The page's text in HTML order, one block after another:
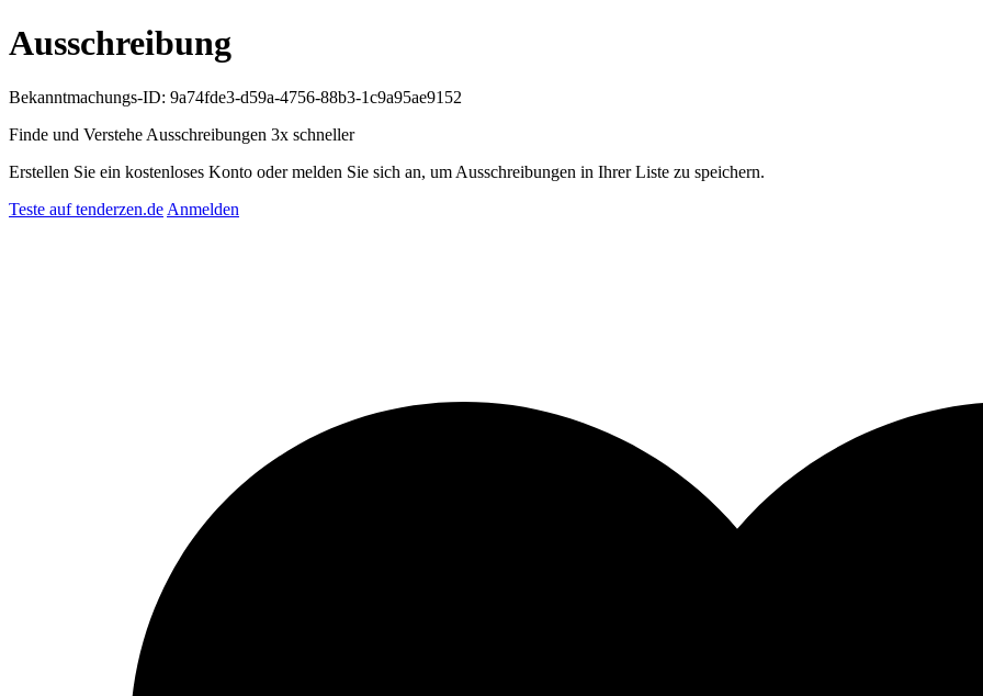
Ausschreibung
Bekanntmachungs-ID: 9a74fde3-d59a-4756-88b3-1c9a95ae9152
Finde und Verstehe Ausschreibungen 3x schneller
Erstellen Sie ein kostenloses Konto oder melden Sie sich an, um Ausschreibungen in Ihrer Liste zu speichern.
Teste auf tenderzen.de Anmelden